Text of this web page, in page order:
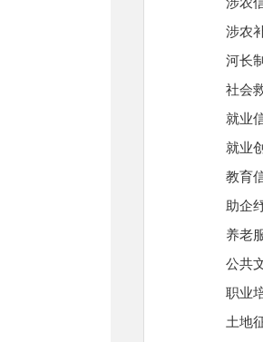
涉农
河长
社会
就业
就业
教育
助企
养老
公共
职业
土地